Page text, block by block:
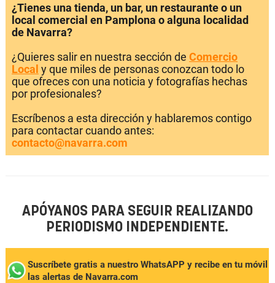
¿Tienes una tienda, un bar, un restaurante o un
local comercial en Pamplona o alguna localidad
de Navarra?
¿Quieres salir en nuestra sección de Comercio
Local y que miles de personas conozcan todo lo
que ofreces con una noticia y fotografías hechas
por profesionales?
Escríbenos a esta dirección y hablaremos contigo
para contactar cuando antes:
contacto@navarra.com
APÓYANOS PARA SEGUIR REALIZANDO
PERIODISMO INDEPENDIENTE.
Suscríbete gratis a nuestro WhatsAPP y recibe en tu móvil
las alertas de Navarra.com